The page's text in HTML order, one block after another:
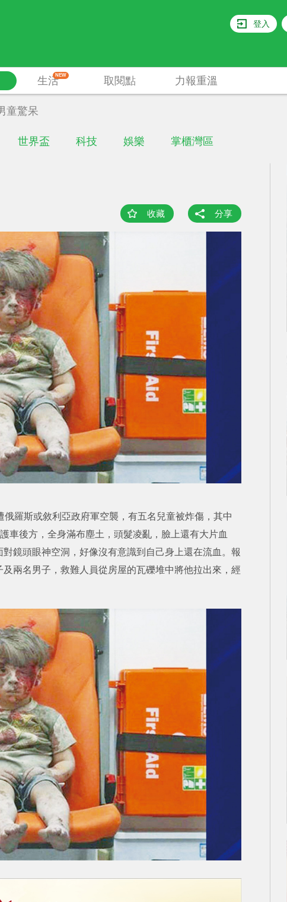
登入
世界盃 科技 娛樂 掌櫃灣區
生活NEW 取閱點 力報重溫
童驚呆
收藏 分享
羅斯或敘利亞政府軍空襲，有五名兒童被炸傷，其中
車後方，全身滿布塵土，頭髮凌亂，臉上還有大片血
鏡頭眼神空洞，好像沒有意識到自己身上還在流血。報
兩名男子，救難人員從房屋的瓦礫堆中將他拉出來，經